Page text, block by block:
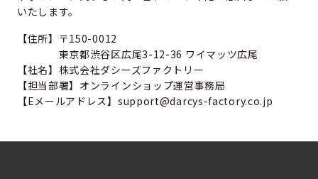
いたします。
【住所】〒150-0012
東京都渋谷区広尾3-12-36 ワイマッツ広尾
【社名】株式会社ダシーズファクトリー
【担当部署】オンラインショップ運営事務局
【Eメールアドレス】support@darcys-factory.co.jp